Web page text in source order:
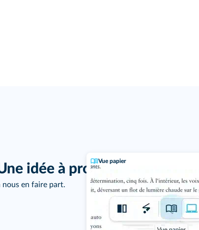
Vue papier
idée à proposer ?
nous en faire part.